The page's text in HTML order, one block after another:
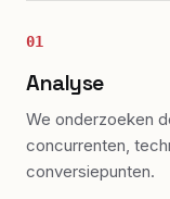
01
Analyse
We onderzoeken
concurrenten,
conversiepunten.